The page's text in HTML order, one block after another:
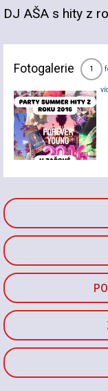
Nadpis
DJ AŠA s hity z
Fotogalerie 1